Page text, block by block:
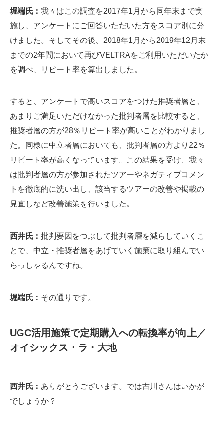
堀端氏： 我々はこの調査を2017年1月から同年末まで実
施し、アンケートにご回答いただいた方をスコア別に分
けました。そしてその後、2018年1月から2019年12月末
までの2年間において再びVELTRAをご利用いただいたか
を調べ、リピート率を算出しました。
すると、アンケートで高いスコアをつけた推奨者層と、
あまりご満足いただけなかった批判者層を比較すると、
推奨者層の方が28％リピート率が高いことがわかりまし
た。同様に中立者層においても、批判者層の方より22％
リピート率が高くなっています。この結果を受け、我々
は批判者層の方が参加されたツアーやネガティブコメン
トを徹底的に洗い出し、該当するツアーの改善や掲載の
見直しなど改善施策を行いました。
西井氏： 批判要因をつぶして批判者層を減らしていくこ
とで、中立・推奨者層をあげていく施策に取り組んでい
らっしゃるんですね。
堀端氏： その通りです。
UGC活用施策で定期購入への転換率が向上／
オイシックス・ラ・大地
西井氏： ありがとうございます。では吉川さんはいかが
でしょうか？